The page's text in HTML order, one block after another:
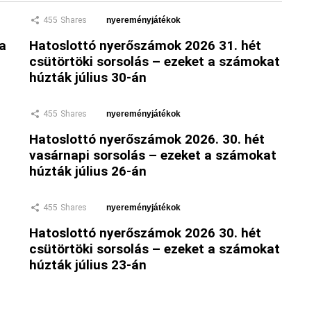
455 Shares nyereményjátékok
Hatoslottó nyerőszámok 2026 31. hét
csütörtöki sorsolás – ezeket a számokat
húzták július 30-án
455 Shares nyereményjátékok
Hatoslottó nyerőszámok 2026. 30. hét
vasárnapi sorsolás – ezeket a számokat
húzták július 26-án
455 Shares nyereményjátékok
Hatoslottó nyerőszámok 2026 30. hét
csütörtöki sorsolás – ezeket a számokat
húzták július 23-án